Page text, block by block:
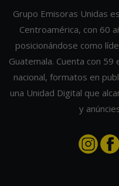
Grupo Emisoras Unidas
Centroamérica, con 60
posicionándose como
Guatemala. Cuenta con
nacional, formatos en
una Unidad Digital que
y